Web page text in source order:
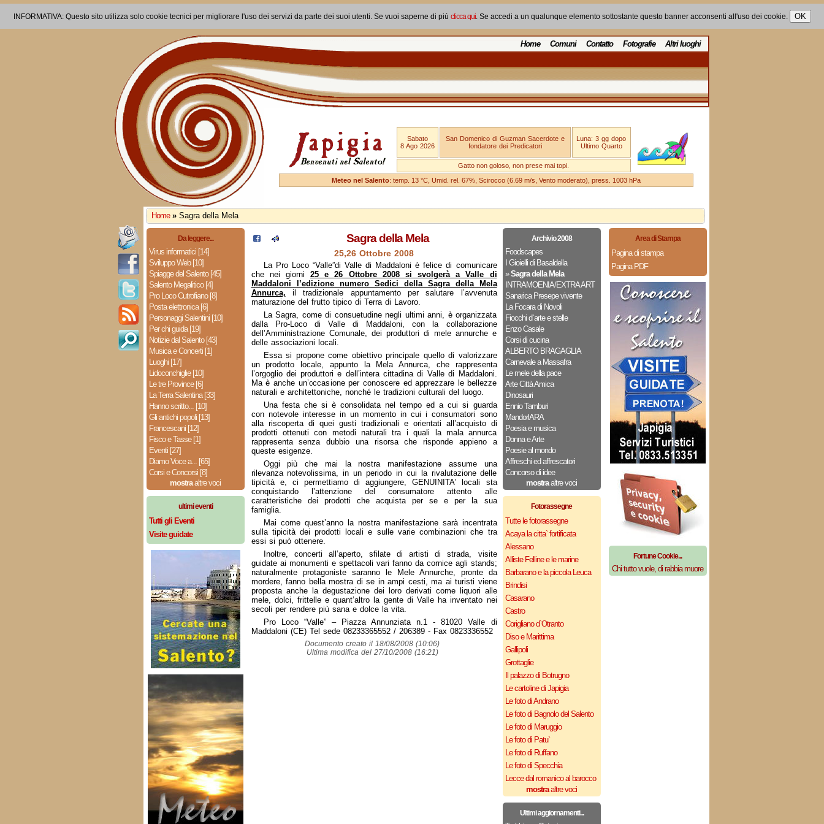
INFORMATIVA: Questo sito utilizza solo cookie tecnici per migliorare l'uso dei servizi da parte dei suoi utenti. Se vuoi saperne di più clicca qui. Se accedi a un qualunque elemento sottostante questo banner acconsenti all'uso dei cookie.
Home Comuni Contatto Fotografie Altri luoghi
Sabato
8 Ago 2026
San Domenico di Guzman Sacerdote e
fondatore dei Predicatori
Luna: 3 gg dopo
Ultimo Quarto
Gatto non goloso, non prese mai topi.
Meteo nel Salento: temp. 13 °C, Umid. rel. 67%, Scirocco (6.69 m/s, Vento moderato), press. 1003 hPa
Home » Sagra della Mela
Da leggere...
Virus informatici [14]
Sviluppo Web [10]
Spiagge del Salento [45]
Salento Megalitico [4]
Pro Loco Cutrofiano [8]
Posta elettronica [6]
Personaggi Salentini [10]
Per chi guida [19]
Notizie dal Salento [43]
Musica e Concerti [1]
Luoghi [17]
Lidoconchiglie [10]
Le tre Province [6]
La Terra Salentina [33]
Hanno scritto... [10]
Gli antichi popoli [13]
Francescani [12]
Fisco e Tasse [1]
Eventi [27]
Diamo Voce a... [65]
Corsi e Concorsi [8]
mostraaltre voci
ultimi eventi
Tutti gli Eventi
Visite guidate
Archivio 2008
Foodscapes
I Gioielli di Basaldella
»Sagra della Mela
INTRAMOENIA/EXTRA ART
Sanarica Presepe vivente
La Focara di Novoli
Fiocchi d`arte e stelle
Enzo Casale
Corsi di cucina
ALBERTO BRAGAGLIA
Carnevale a Massafra
Le mele della pace
Arte Città Amica
Dinosauri
Ennio Tamburi
MandorlARA
Poesia e musica
Donna e Arte
Poesie al mondo
Affreschi ed affrescatori
Concorso di idee
mostraaltre voci
Fotorassegne
Tutte le fotorassegne
Acaya la citta` fortificata
Alessano
Alliste Felline e le marine
Barbarano e la piccola Leuca
Brindisi
Casarano
Castro
Corigliano d`Otranto
Diso e Marittima
Gallipoli
Grottaglie
Il palazzo di Botrugno
Le cartoline di Japigia
Le foto di Andrano
Le foto di Bagnolo del Salento
Le foto di Maruggio
Le foto di Patu`
Le foto di Ruffano
Le foto di Specchia
Lecce dal romanico al barocco
mostraaltre voci
Ultimi aggiornamenti...
Sagra della Mela
25,26 Ottobre 2008
La Pro Loco “Valle”di Valle di Maddaloni è felice di comunicare
che nei giorni 25 e 26 Ottobre 2008 si svolgerà a Valle di
Maddaloni l’edizione numero Sedici della Sagra della Mela
Annurca, il tradizionale appuntamento per salutare l’avvenuta
maturazione del frutto tipico di Terra di Lavoro.
La Sagra, come di consuetudine negli ultimi anni, è organizzata
dalla Pro-Loco di Valle di Maddaloni, con la collaborazione
dell’Amministrazione Comunale, dei produttori di mele annurche e
delle associazioni locali.
Essa si propone come obiettivo principale quello di valorizzare
un prodotto locale, appunto la Mela Annurca, che rappresenta
l’orgoglio dei produttori e dell’intera cittadina di Valle di Maddaloni.
Ma è anche un’occasione per conoscere ed apprezzare le bellezze
naturali e architettoniche, nonché le tradizioni culturali del luogo.
Una festa che si è consolidata nel tempo ed a cui si guarda
con notevole interesse in un momento in cui i consumatori sono
alla riscoperta di quei gusti tradizionali e orientati all’acquisto di
prodotti ottenuti con metodi naturali tra i quali la mala annurca
rappresenta senza dubbio una risorsa che risponde appieno a
queste esigenze.
Oggi più che mai la nostra manifestazione assume una
rilevanza notevolissima, in un periodo in cui la rivalutazione delle
tipicità e, ci permettiamo di aggiungere, GENUINITA’ locali sta
conquistando l’attenzione del consumatore attento alle
caratteristiche dei prodotti che acquista per se e per la sua
famiglia.
Mai come quest’anno la nostra manifestazione sarà incentrata
sulla tipicità dei prodotti locali e sulle varie combinazioni che tra
essi si può ottenere.
Inoltre, concerti all’aperto, sfilate di artisti di strada, visite
guidate ai monumenti e spettacoli vari fanno da cornice agli stands;
naturalmente protagoniste saranno le Mele Annurche, pronte da
mordere, fanno bella mostra di se in ampi cesti, ma ai turisti viene
proposta anche la degustazione dei loro derivati come liquori alle
mele, dolci, frittelle e quant’altro la gente di Valle ha inventato nei
secoli per rendere più sana e dolce la vita.
Pro Loco “Valle” – Piazza Annunziata n.1 - 81020 Valle di
Maddaloni (CE) Tel sede 08233365552 / 206389 - Fax 0823336552
Documento creato il 18/08/2008 (10:06)
Ultima modifica del 27/10/2008 (16:21)
Area di Stampa
Pagina di stampa
Pagina PDF
Fortune Cookie...
Chi tutto vuole, di rabbia muore